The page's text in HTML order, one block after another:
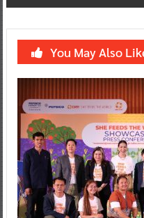
You May Also